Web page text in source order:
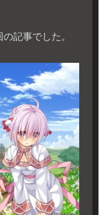
記事でした。